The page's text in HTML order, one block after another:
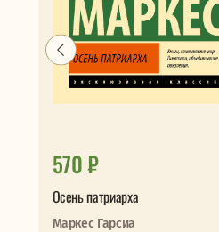
570 ₽
Осень патриарха
Маркес Гарсиа